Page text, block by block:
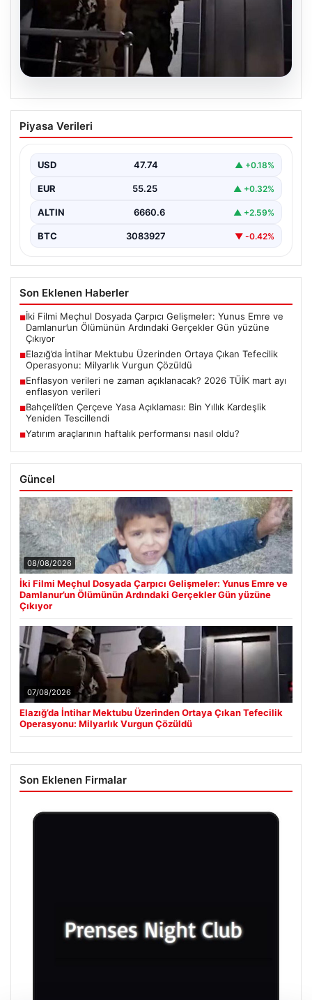
07.08.2026
Elazığ’da İntihar Mektubu Üzerinden
Ortaya Çıkan Tefecilik Operasyonu:
Elazığ’da tefecilere borçlandığı iddiasıyla yaşamına son
büyük…
Piyasa Verileri
USD 47.74 ▲ +0.18%
EUR 55.25 ▲ +0.32%
ALTIN 6660.6 ▲ +2.59%
BTC 3083927 ▼ -0.42%
Son Eklenen Haberler
■İki Filmi Meçhul Dosyada Çarpıcı Gelişmeler: Yunus Emre ve
Damlanur’un Ölümünün Ardındaki Gerçekler Gün yüzüne
Çıkıyor
■Elazığ’da İntihar Mektubu Üzerinden Ortaya Çıkan Tefecilik
Operasyonu: Milyarlık Vurgun Çözüldü
■Enflasyon verileri ne zaman açıklanacak? 2026 TÜİK mart ayı
enflasyon verileri
■Bahçeli’den Çerçeve Yasa Açıklaması: Bin Yıllık Kardeşlik
Yeniden Tescillendi
■Yatırım araçlarının haftalık performansı nasıl oldu?
Güncel
08/08/2026
İki Filmi Meçhul Dosyada Çarpıcı Gelişmeler: Yunus Emre ve
Damlanur’un Ölümünün Ardındaki Gerçekler Gün yüzüne
Çıkıyor
07/08/2026
Elazığ’da İntihar Mektubu Üzerinden Ortaya Çıkan Tefecilik
Operasyonu: Milyarlık Vurgun Çözüldü
Son Eklenen Firmalar